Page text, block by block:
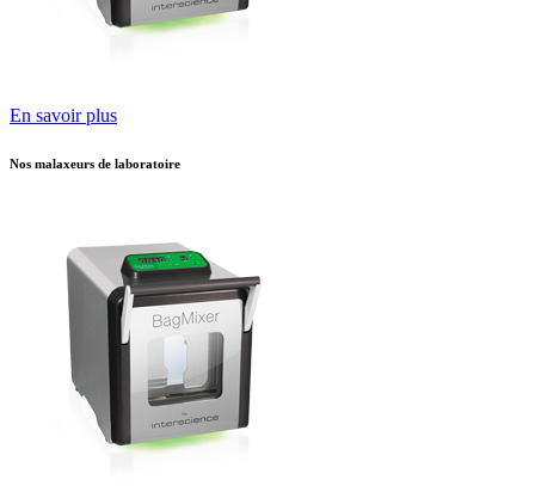
En savoir plus
Nos malaxeurs de laboratoire